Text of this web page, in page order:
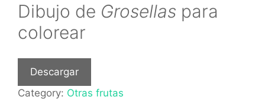
Dibujo de Grosellas para
colorear
Descargar
Category: Otras frutas